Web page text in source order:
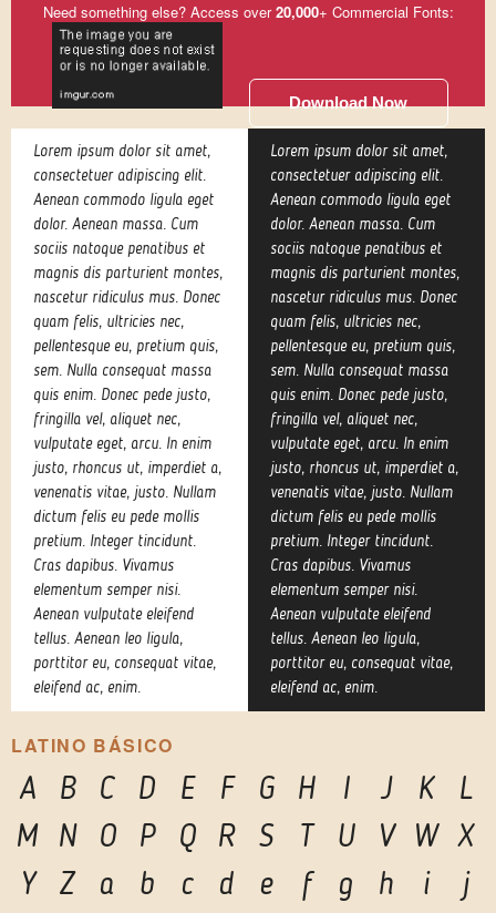
Need something else? Access over20,000+ Commercial Fonts:
Download Now
Lorem ipsum dolor sit amet,
consectetuer adipiscing elit.
Aenean commodo ligula eget
dolor. Aenean massa. Cum
sociis natoque penatibus et
magnis dis parturient montes,
nascetur ridiculus mus. Donec
quam felis, ultricies nec,
pellentesque eu, pretium quis,
sem. Nulla consequat massa
quis enim. Donec pede justo,
fringilla vel, aliquet nec,
vulputate eget, arcu. In enim
justo, rhoncus ut, imperdiet a,
venenatis vitae, justo. Nullam
dictum felis eu pede mollis
pretium. Integer tincidunt.
Cras dapibus. Vivamus
elementum semper nisi.
Aenean vulputate eleifend
tellus. Aenean leo ligula,
porttitor eu, consequat vitae,
eleifend ac, enim.
Lorem ipsum dolor sit amet,
consectetuer adipiscing elit.
Aenean commodo ligula eget
dolor. Aenean massa. Cum
sociis natoque penatibus et
magnis dis parturient montes,
nascetur ridiculus mus. Donec
quam felis, ultricies nec,
pellentesque eu, pretium quis,
sem. Nulla consequat massa
quis enim. Donec pede justo,
fringilla vel, aliquet nec,
vulputate eget, arcu. In enim
justo, rhoncus ut, imperdiet a,
venenatis vitae, justo. Nullam
dictum felis eu pede mollis
pretium. Integer tincidunt.
Cras dapibus. Vivamus
elementum semper nisi.
Aenean vulputate eleifend
tellus. Aenean leo ligula,
porttitor eu, consequat vitae,
eleifend ac, enim.
LATINO BÁSICO
A B C D E F G H I J K
L
M
N O P Q R S T U V W
X
Y
Z a b c d e f g h i
j